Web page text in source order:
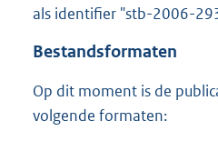
als identifier "stb-2006-
Bestandsformaten
Op dit moment is de
volgende formaten: